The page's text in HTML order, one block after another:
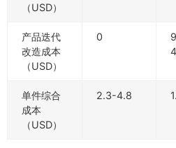
（USD）
产品迭代
改造成本
（USD）
0
单件综合
成本
（USD）
2.3-4.8